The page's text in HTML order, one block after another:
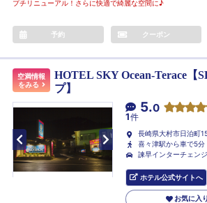
プチリニューアル！さらに快適で綺麗な空間に♪
予約 クーポン
空満情報
をみる
HOTEL SKY Ocean-Terace【
プ】
5.0
1件
長崎県大村市日泊町
喜々津駅から車で5分
諫早インターチェン
ホテル公式サイトへ
お気に入